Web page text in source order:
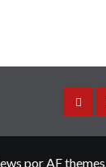
Inicio
por AF